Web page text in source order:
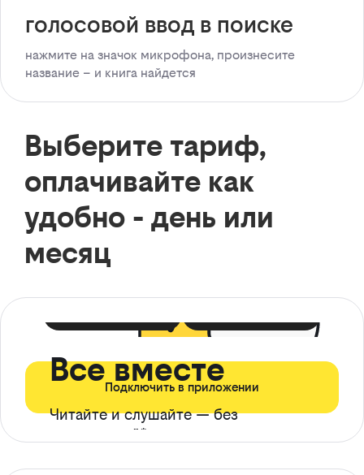
голосовой ввод в поиске
нажмите на значок микрофона, произнесите
название – и книга найдется
Выберите тариф,
оплачивайте как
удобно - день или
месяц
Все вместе
Читайте и слушайте — без
ограничений*
Подключить в приложении